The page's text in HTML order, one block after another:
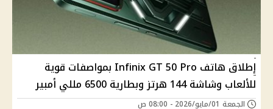
إطلاق هاتف Infinix GT 50 Pro بمواصفات قوية
للألعاب وشاشة 144 هرتز وبطارية 6500 مللي أمبير
الجمعة 01/مايو/2026 - 08:00 ص